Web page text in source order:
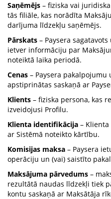
Saņēmējs – fiziska vai
tās filiāle, kas norādīta
darījuma līdzekļu saņēmējs.
Pārskats – Paysera
ietver informāciju par
noteiktā laika periodā.
Cenas – Paysera pakalpojumu
apstiprinātas saskaņā ar
Klients – fiziska persona, kas
izveidojusi Profilu.
Klienta identifikācija –
ar Sistēmā noteikto kārtību.
Komisijas maksa – Paysera
operāciju un (vai) saistīto
Maksājuma pārvedums –
rezultātā naudas līdzekļi tiek
kontu saskaņā ar Maksātāja